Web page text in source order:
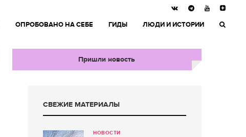
ОПРОБОВАНО НА СЕБЕ ГИДЫ ЛЮДИ И ИСТОРИИ
Пришли новость
СВЕЖИЕ МАТЕРИАЛЫ
НОВОСТИ